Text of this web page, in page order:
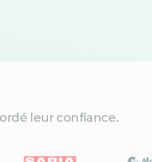
leur confiance.